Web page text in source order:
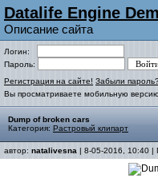
Datalife Engine
Описание сайта
Логин:
Пароль:
Регистрация на сайте! Забыли пароль?
Вы просматриваете мобильную
Dump of broken cars
Категория: Растровый клипарт
автор: natalivesna | 8-05-2016, 10:40 |